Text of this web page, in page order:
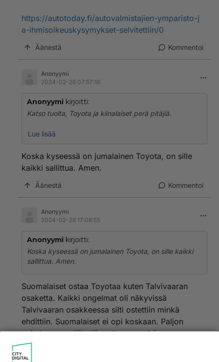
https://autotoday.fi/autovalmistajien-ymparisto-j
a-ihmisoikeuskysymykset-selvitettiin/0
Äänestä Kommentoi
Anonyymi
2024-02-28 07:57:16
Anonyymi kirjoitti:
Katso tuolta, Toyota ja kiinalaiset perä pitäjiä.
https://autotoday.fi/autovalmistajien-ymparisto-ja-ihmi
Lue lisää
Koska kyseessä on jumalainen Toyota, on sille
kaikki sallittua. Amen.
Äänestä Kommentoi
Anonyymi
2024-02-28 17:08:55
Anonyymi kirjoitti:
Koska kyseessä on jumalainen Toyota, on sille kaikki
sallittua. Amen.
Suomalaiset ostaa Toyotaa kuten Talvivaaran
osaketta. Kaikki ongelmat oli näkyvissä
Talvivaaran osakkeessa silti ostettiin minkä
ehdittiin. Suomalaiset ei opi koskaan. Paljon
puhutaan parviälystä mutta suomalaiseen
luonteeseen sopi paremmin ryhmätyhmyys
vahvasti sisulla maustettuna. Periaatteena se, että